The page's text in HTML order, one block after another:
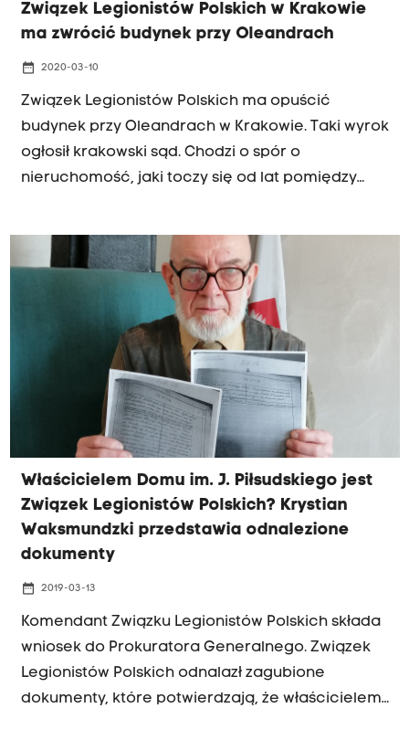
Związek Legionistów Polskich w Krakowie
ma zwrócić budynek przy Oleandrach
date_range 2020-03-10
Związek Legionistów Polskich ma opuścić
budynek przy Oleandrach w Krakowie. Taki wyrok
ogłosił krakowski sąd. Chodzi o spór o
nieruchomość, jaki toczy się od lat pomiędzy
zapowiadają w Domu im. Józefa Piłsudskiego
remonty. A Związek Legionistów Polskich
zapowiada, że to jeszcze nie koniec batalii.
Właścicielem Domu im. J. Piłsudskiego jest
Związek Legionistów Polskich? Krystian
Waksmundzki przedstawia odnalezione
dokumenty
date_range 2019-03-13
Komendant Związku Legionistów Polskich składa
wniosek do Prokuratora Generalnego. Związek
Legionistów Polskich odnalazł zagubione
dokumenty, które potwierdzają, że właścicielem